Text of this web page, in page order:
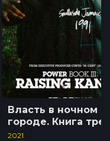
Власть в ночном
городе. Книга
Юность Кэнена
2021